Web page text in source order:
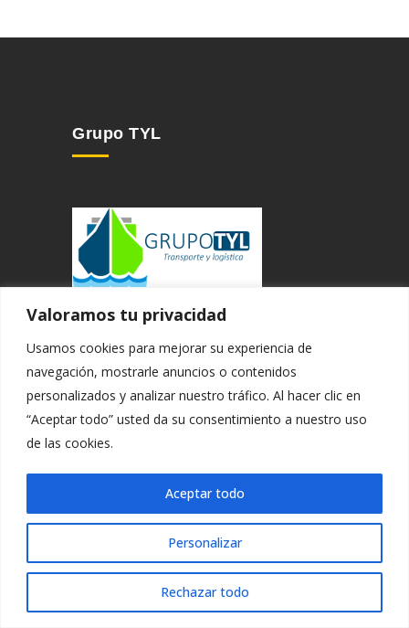
Valoramos tu privacidad
Usamos cookies para mejorar su experiencia de
navegación, mostrarle anuncios o contenidos
personalizados y analizar nuestro tráfico. Al hacer clic en
“Aceptar todo” usted da su consentimiento a nuestro uso
de las cookies.
Personalizar
Rechazar todo
Aceptar todo
Grupo TYL
Carrer d'Estruc, Nº 9
08002 - Barcelona
Teléfono: 930 130 574
Móvil – WhatsApp: 623 184 410
Correo:
info@logisticaytransportes.com